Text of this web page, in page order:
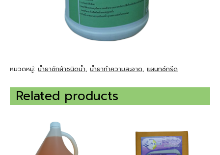
หมวดหมู่: น้ำยาซักผ้าชนิดน้ำ, น้ํายาทําความสะอาด, แผนกซักรีด
Related products